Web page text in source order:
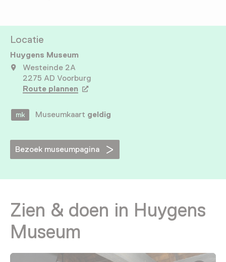
Locatie
Huygens Museum
Westeinde 2A
2275 AD Voorburg
Route plannen Opent in een nieuw tabblad
Museumkaart geldig
Bezoek museumpagina
Zien & doen in Huygens
Museum